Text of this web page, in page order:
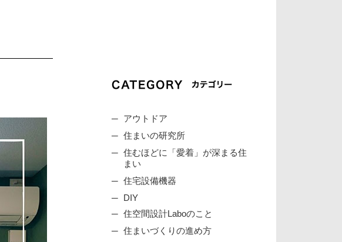
アウトドア
住まいの研究所
住むほどに「愛着」が深まる住
まい
住宅設備機器
DIY
住空間設計Laboのこと
住まいづくりの進め方